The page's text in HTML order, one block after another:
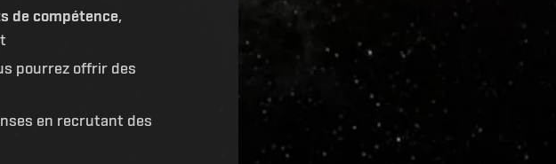
de compétence,
pourrez offrir des
en recrutant des